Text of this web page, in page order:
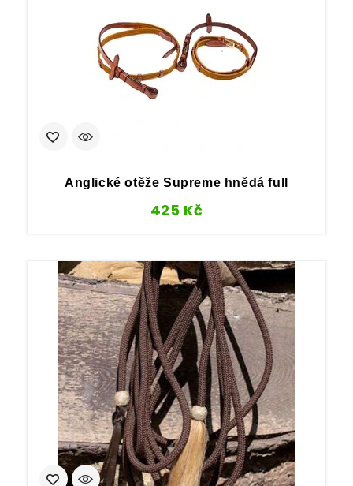
Anglické otěže Supreme hnědá full
425 Kč